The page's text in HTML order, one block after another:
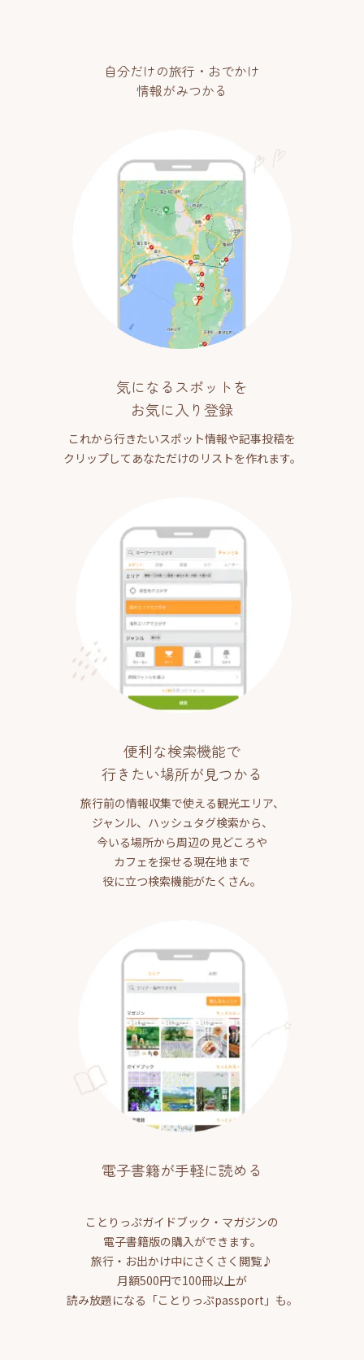
自分だけの旅行・おでかけ
情報がみつかる
気になるスポットを
お気に入り登録
これから行きたいスポット情報や記事投稿を
クリップしてあなただけのリストを作れます。
便利な検索機能で
行きたい場所が見つかる
旅行前の情報収集で使える観光エリア、
ジャンル、ハッシュタグ検索から、
今いる場所から周辺の見どころや
カフェを探せる現在地まで
役に立つ検索機能がたくさん。
電子書籍が手軽に読める
ことりっぷガイドブック・マガジンの
電子書籍版の購入ができます。
旅行・お出かけ中にさくさく閲覧♪
月額500円で100冊以上が
読み放題になる「ことりっぷpassport」も。